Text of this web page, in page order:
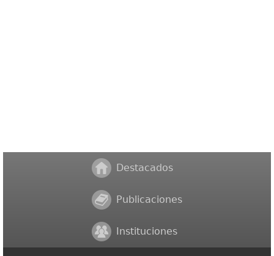
Destacados
Publicaciones
Instituciones